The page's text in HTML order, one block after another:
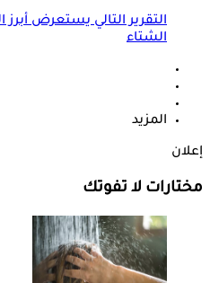
التقرير التالي يستعرض أبرز
الشتاء
المزيد
إعلان
مختارات لا تفوتك